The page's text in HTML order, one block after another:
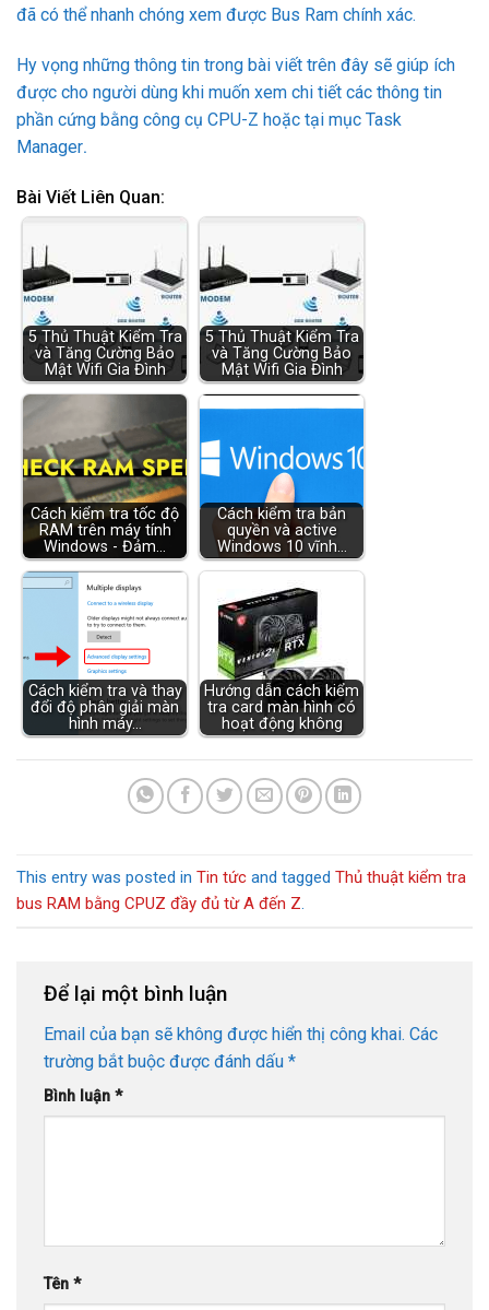
đã có thể nhanh chóng xem được Bus Ram chính xác.
Hy vọng những thông tin trong bài viết trên đây sẽ giúp ích
được cho người dùng khi muốn xem chi tiết các thông tin
phần cứng bằng công cụ CPU-Z hoặc tại mục Task
Manager.
Bài Viết Liên Quan:
5 Thủ Thuật Kiểm Tra
và Tăng Cường Bảo
Mật Wifi Gia Đình
5 Thủ Thuật Kiểm Tra
và Tăng Cường Bảo
Mật Wifi Gia Đình
Cách kiểm tra tốc độ
RAM trên máy tính
Windows - Đảm…
Cách kiểm tra bản
quyền và active
Windows 10 vĩnh…
Cách kiểm tra và thay
đổi độ phân giải màn
hình máy…
Hướng dẫn cách kiểm
tra card màn hình có
hoạt động không
This entry was posted in Tin tức and tagged Thủ thuật kiểm tra
bus RAM bằng CPUZ đầy đủ từ A đến Z.
Để lại một bình luận
Email của bạn sẽ không được hiển thị công khai. Các
trường bắt buộc được đánh dấu *
Bình luận *
Tên *